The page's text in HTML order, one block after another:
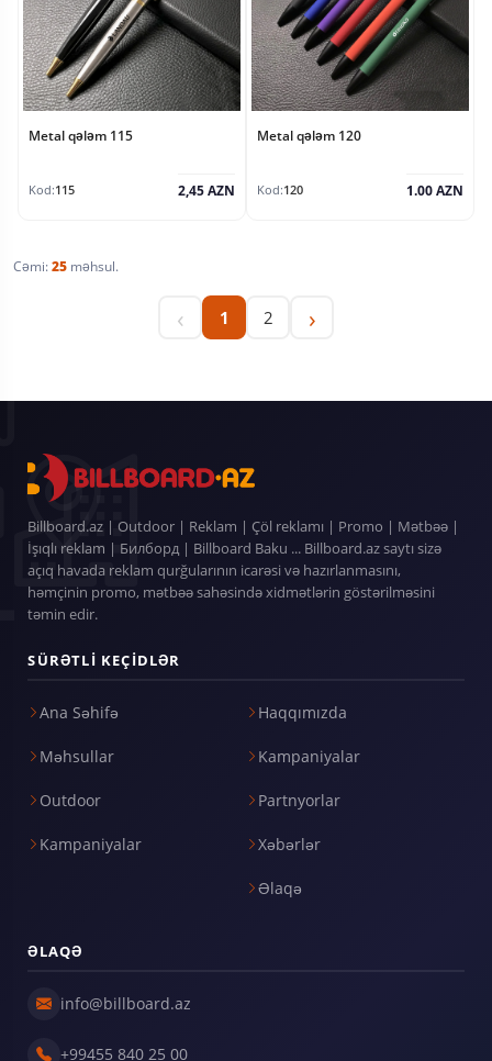
Metal qələm 115
Kod:115 2,45 AZN
Metal qələm 120
Kod:120 1.00 AZN
Cəmi:25 məhsul.
‹ 1 2 ›
Billboard.az | Outdoor | Reklam | Çöl reklamı | Promo | Mətbəə |
İşıqlı reklam | Билборд | Billboard Baku ... Billboard.az saytı sizə
açıq havada reklam qurğularının icarəsi və hazırlanmasını,
həmçinin promo, mətbəə sahəsində xidmətlərin göstərilməsini
təmin edir.
SÜRƏTLI KEÇIDLƏR
Ana Səhifə
Məhsullar
Outdoor
Kampaniyalar
Haqqımızda
Kampaniyalar
Partnyorlar
Xəbərlər
Əlaqə
ƏLAQƏ
info@billboard.az
+99455 840 25 00